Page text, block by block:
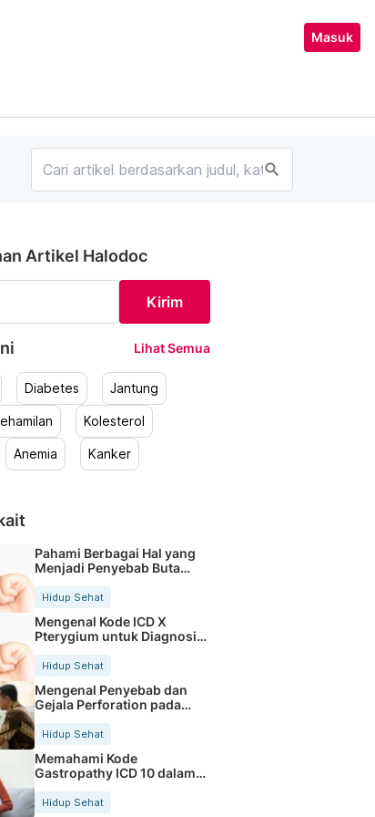
Masuk
search
Artikel Halodoc
Kirim
Lihat Semua
Diabetes Jantung
Kolesterol
Anemia Kanker
Pahami Berbagai Hal yang
Menjadi Penyebab Buta
Hidup Sehat
Mengenal Kode ICD X
Pterygium untuk Diagnosis
Hidup Sehat
Mengenal Penyebab dan
Gejala Perforation pada
Tubuh
Hidup Sehat
Memahami Kode
Gastropathy ICD 10 dalam
Rekam Medis Pasien
Hidup Sehat